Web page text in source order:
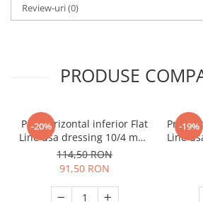
Review-uri(0)
PRODUSE
-20%
Profil orizontal inferior Flat
Line usa dressing 10/4 mm,
pal/ sticla, 3 ml, gri
114,50 RON
91,50 RON
-19%
Profil
Line